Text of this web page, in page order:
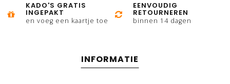
KADO'S GRATIS
INGEPAKT
en voeg een kaartje toe
EENVOUDIG
RETOURNEREN
binnen 14 dagen
INFORMATIE